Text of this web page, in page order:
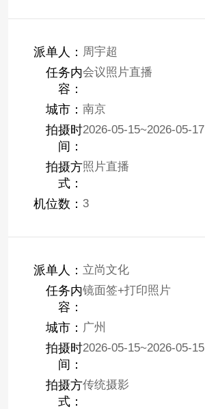
派单人： 周宇超
任务内
容：
会议照片直播
城市： 南京
拍摄时
间：
2026-05-15~2026-05-17
拍摄方
式：
照片直播
机位数： 3
派单人： 立尚文化
任务内
容：
镜面签+打印照片
城市： 广州
拍摄时
间：
2026-05-15~2026-05-15
拍摄方
式：
传统摄影